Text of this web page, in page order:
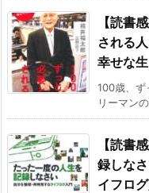
【読書
される
幸せな
100歳、
リーマン
【読書
録しな
イフロ